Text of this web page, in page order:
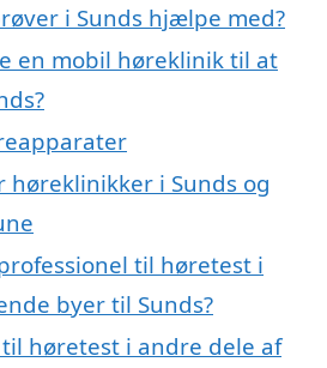
i Sunds hjælpe med?
en mobil høreklinik til at
høreklinikker i Sunds og
til høretest i
byer til Sunds?
høretest i andre dele af